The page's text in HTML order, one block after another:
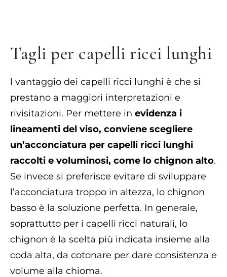
Tagli per capelli ricci lunghi
l vantaggio dei capelli ricci lunghi è che si
prestano a maggiori interpretazioni e
rivisitazioni. Per mettere in evidenza i
lineamenti del viso, conviene scegliere
un’acconciatura per capelli ricci lunghi
raccolti e voluminosi, come lo chignon alto.
Se invece si preferisce evitare di sviluppare
l’acconciatura troppo in altezza, lo chignon
basso è la soluzione perfetta. In generale,
soprattutto per i capelli ricci naturali, lo
chignon è la scelta più indicata insieme alla
coda alta, da cotonare per dare consistenza e
volume alla chioma.